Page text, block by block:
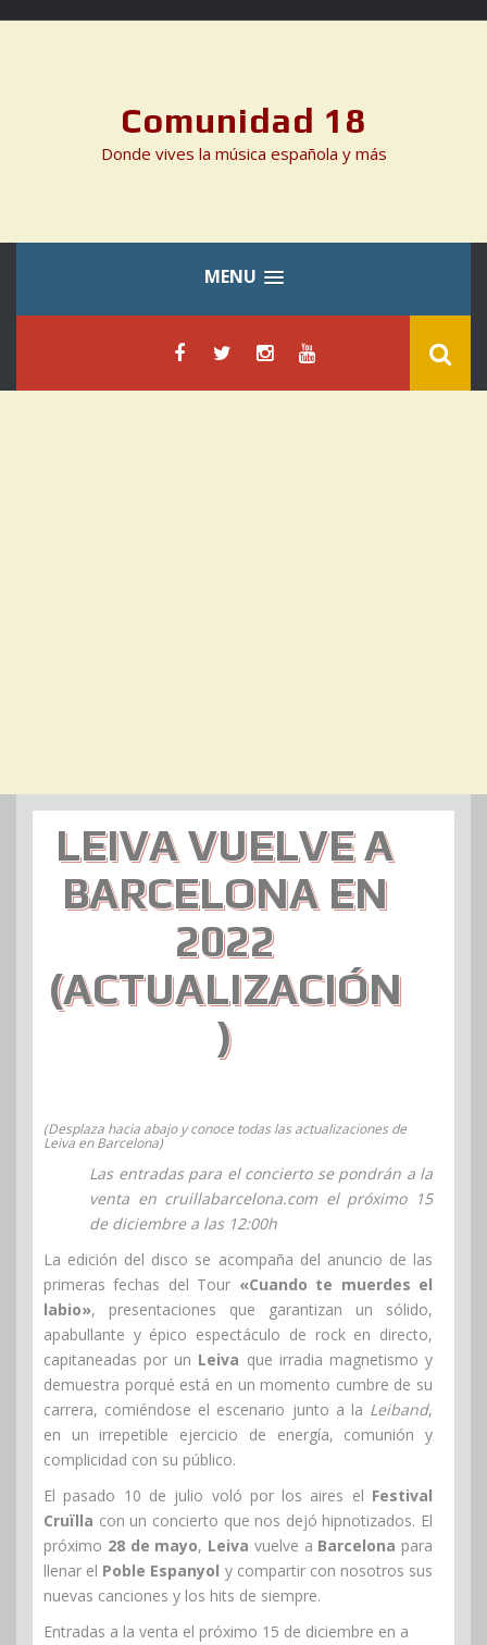
Comunidad 18
Donde vives la música española y más
MENU
LEIVA VUELVE A
BARCELONA EN
2022
(ACTUALIZACIÓN
)
(Desplaza hacia abajo y conoce todas las actualizaciones de
Leiva en Barcelona)
Las entradas para el concierto se pondrán a la
venta en cruillabarcelona.com el próximo 15
de diciembre a las 12:00h
La edición del disco se acompaña del anuncio de las
primeras fechas del Tour «Cuando te muerdes el
labio», presentaciones que garantizan un sólido,
apabullante y épico espectáculo de rock en directo,
capitaneadas por un Leiva que irradia magnetismo y
demuestra porqué está en un momento cumbre de su
carrera, comiéndose el escenario junto a la Leiband,
en un irrepetible ejercicio de energía, comunión y
complicidad con su público.
El pasado 10 de julio voló por los aires el Festival
Cruïlla con un concierto que nos dejó hipnotizados. El
próximo 28 de mayo, Leiva vuelve a Barcelona para
llenar el Poble Espanyol y compartir con nosotros sus
nuevas canciones y los hits de siempre.
Entradas a la venta el próximo 15 de diciembre en a